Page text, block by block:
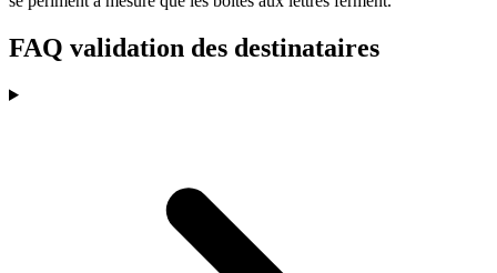
FAQ validation des destinataires